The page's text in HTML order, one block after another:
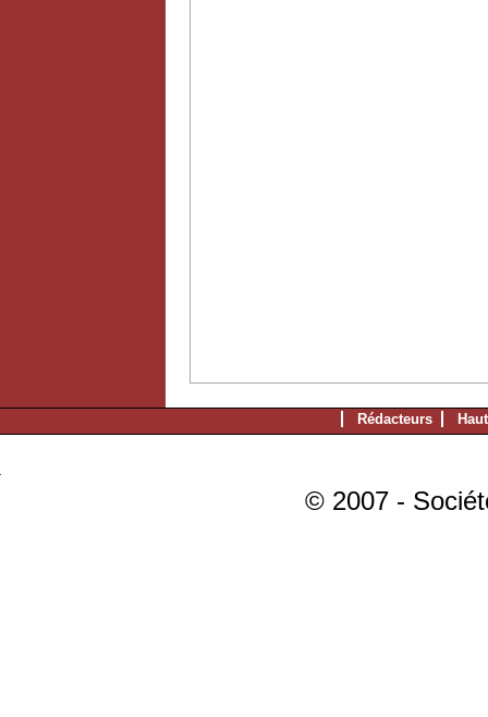
Rédacteurs
© 2007 -